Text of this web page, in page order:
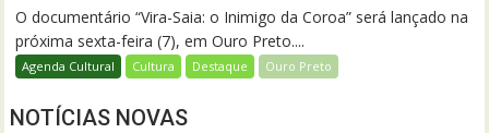
O documentário “Vira-Saia: o Inimigo da Coroa” será lançado na
próxima sexta-feira (7), em Ouro Preto....
Agenda Cultural Cultura Destaque Ouro Preto
NOTÍCIAS NOVAS